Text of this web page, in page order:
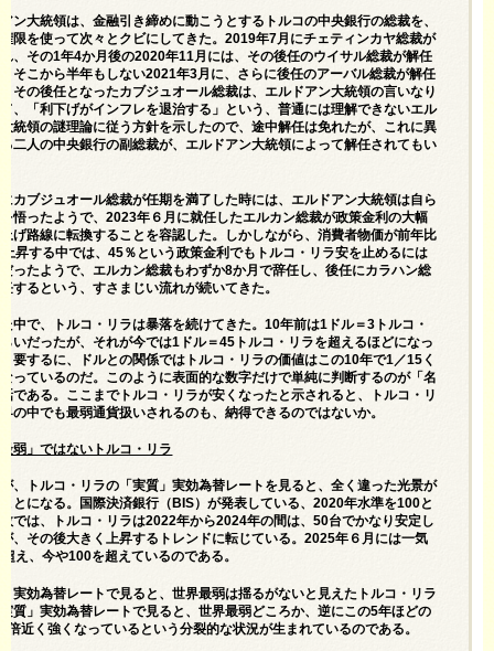
ン大統領は、金融引き締めに動こうとするトルコの中央銀行の総裁を、
限を使って次々とクビにしてきた。2019年7月にチェティンカヤ総裁が
、その1年4か月後の2020年11月には、その後任のウイサル総裁が解任
そこから半年もしない2021年3月に、さらに後任のアーバル総裁が解任
その後任となったカブジュオール総裁は、エルドアン大統領の言いなり
、「利下げがインフレを退治する」という、普通には理解できないエル
統領の謎理論に従う方針を示したので、途中解任は免れたが、これに異
二人の中央銀行の副総裁が、エルドアン大統領によって解任されてもい
カブジュオール総裁が任期を満了した時には、エルドアン大統領は自ら
悟ったようで、2023年６月に就任したエルカン総裁が政策金利の大幅
げ路線に転換することを容認した。しかしながら、消費者物価が前年比
昇する中では、45％という政策金利でもトルコ・リラ安を止めるには
ったようで、エルカン総裁もわずか8か月で辞任し、後任にカラハン総
するという、すさまじい流れが続いてきた。
中で、トルコ・リラは暴落を続けてきた。10年前は1ドル＝3トルコ・
いだったが、それが今では1ドル＝45トルコ・リラを超えるほどになっ
要するに、ドルとの関係ではトルコ・リラの価値はこの10年で1／15く
っているのだ。このように表面的な数字だけで単純に判断するのが「名
である。ここまでトルコ・リラが安くなったと示されると、トルコ・リ
の中でも最弱通貨扱いされるのも、納得できるのではないか。
弱」ではないトルコ・リラ
、トルコ・リラの「実質」実効為替レートを見ると、全く違った光景が
とになる。国際決済銀行（BIS）が発表している、2020年水準を100と
では、トルコ・リラは2022年から2024年の間は、50台でかなり安定し
、その後大きく上昇するトレンドに転じている。2025年６月には一気
え、今や100を超えているのである。
実効為替レートで見ると、世界最弱は揺るがないと見えたトルコ・リラ
質」実効為替レートで見ると、世界最弱どころか、逆にこの5年ほどの
倍近く強くなっているという分裂的な状況が生まれているのである。